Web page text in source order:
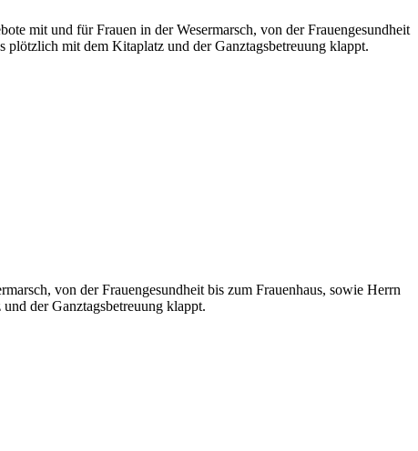
mit und für Frauen in der Wesermarsch, von der Frauengesundheit
mit dem Kitaplatz und der Ganztagsbetreuung klappt.
von der Frauengesundheit bis zum Frauenhaus, sowie Herrn
der Ganztagsbetreuung klappt.